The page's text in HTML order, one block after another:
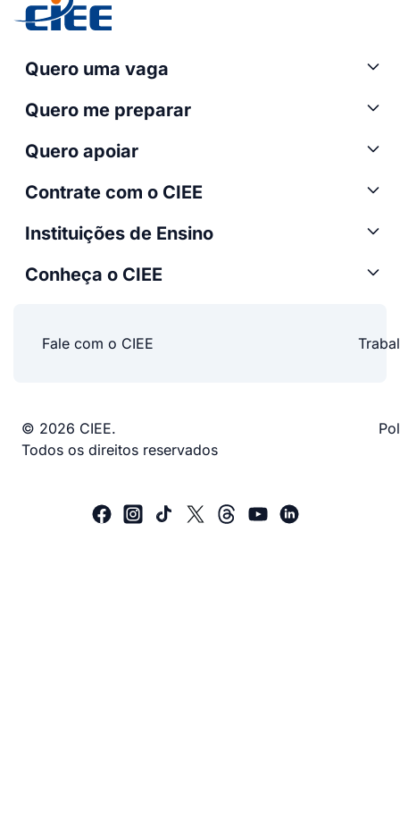
Quero uma vaga
Quero me preparar
Quero apoiar
Contrate com o CIEE
Instituições de Ensino
Conheça o CIEE
Fale com o CIEE
© 2026 CIEE.
Todos os direitos reservados